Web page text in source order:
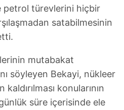
petrol türevlerini hiçbir
satabilmesinin
mutabakat
söyleyen Bekayi, nükleer
konularının
süre içerisinde ele